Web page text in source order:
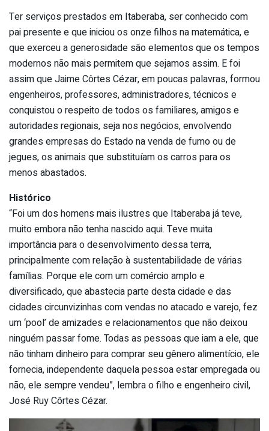
Ter serviços prestados em Itaberaba, ser conhecido com
pai presente e que iniciou os onze filhos na matemática, e
que exerceu a generosidade são elementos que os tempos
modernos não mais permitem que sejamos assim. E foi
assim que Jaime Côrtes Cézar, em poucas palavras, formou
engenheiros, professores, administradores, técnicos e
conquistou o respeito de todos os familiares, amigos e
autoridades regionais, seja nos negócios, envolvendo
grandes empresas do Estado na venda de fumo ou de
jegues, os animais que substituíam os carros para os
menos abastados.
Histórico
“Foi um dos homens mais ilustres que Itaberaba já teve,
muito embora não tenha nascido aqui. Teve muita
importância para o desenvolvimento dessa terra,
principalmente com relação à sustentabilidade de várias
famílias. Porque ele com um comércio amplo e
diversificado, que abastecia parte desta cidade e das
cidades circunvizinhas com vendas no atacado e varejo, fez
um ‘pool’ de amizades e relacionamentos que não deixou
ninguém passar fome. Todas as pessoas que iam a ele, que
não tinham dinheiro para comprar seu gênero alimentício, ele
fornecia, independente daquela pessoa estar empregada ou
não, ele sempre vendeu”, lembra o filho e engenheiro civil,
José Ruy Côrtes Cézar.